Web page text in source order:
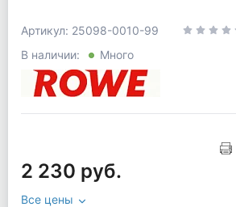
Артикул: 25098-0010-99
В наличии:
Много
2 230 руб.
Все цены